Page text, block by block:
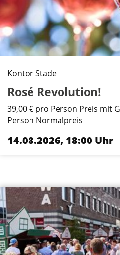
Kontor Stade
Rosé Revolution!
39,00 € pro Person Preis mit
Person Normalpreis
14.08.2026, 18:00 Uhr